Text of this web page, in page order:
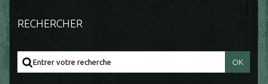
RECHERCHER